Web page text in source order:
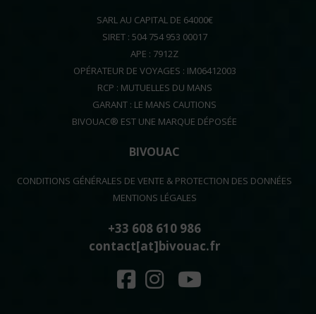
SARL AU CAPITAL DE 64000€
SIRET : 504 754 953 00017
APE : 7912Z
OPÉRATEUR DE VOYAGES : IM06412003
RCP : MUTUELLES DU MANS
GARANT : LE MANS CAUTIONS
BIVOUAC® EST UNE MARQUE DÉPOSÉE
BIVOUAC
CONDITIONS GÉNÉRALES DE VENTE & PROTECTION DES DONNÉES
MENTIONS LÉGALES
+33 608 610 986
contact[at]bivouac.fr
FACEBOOKINSTAGRAM
YOUTUBE